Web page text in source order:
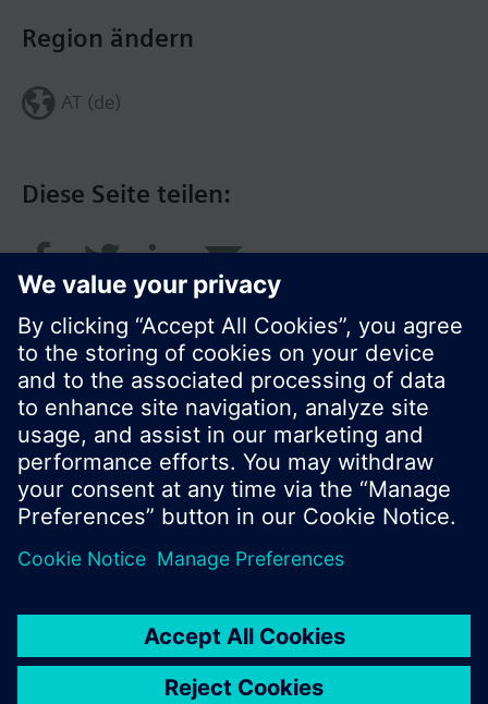
Diese Seite teilen:
Region ändern
AT (de)
© Siemens Schweiz AG 2016
Produktangebot und Preise können pro Land
Nutzungsbedingungen